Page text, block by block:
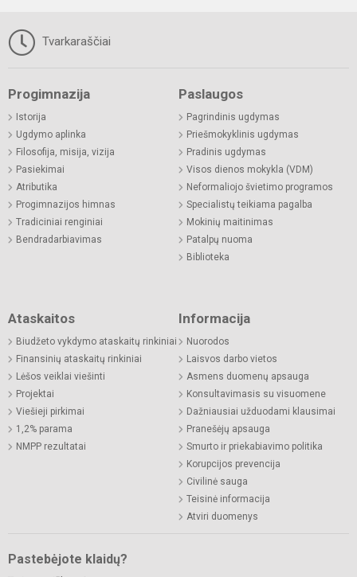
Tvarkaraščiai
Progimnazija
Istorija
Ugdymo aplinka
Filosofija, misija, vizija
Pasiekimai
Atributika
Progimnazijos himnas
Tradiciniai renginiai
Bendradarbiavimas
Paslaugos
Pagrindinis ugdymas
Priešmokyklinis ugdymas
Pradinis ugdymas
Visos dienos mokykla (VDM)
Neformaliojo švietimo programos
Specialistų teikiama pagalba
Mokinių maitinimas
Patalpų nuoma
Biblioteka
Ataskaitos
Biudžeto vykdymo ataskaitų rinkiniai
Finansinių ataskaitų rinkiniai
Lėšos veiklai viešinti
Projektai
Viešieji pirkimai
1,2% parama
NMPP rezultatai
Informacija
Nuorodos
Laisvos darbo vietos
Asmens duomenų apsauga
Konsultavimasis su visuomene
Dažniausiai užduodami klausimai
Pranešėjų apsauga
Smurto ir priekabiavimo politika
Korupcijos prevencija
Civilinė sauga
Teisinė informacija
Atviri duomenys
Pastebėjote klaidų?